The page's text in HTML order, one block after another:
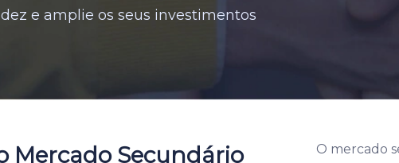
e amplie os seus investimentos
Mercado Secundário
O mercado